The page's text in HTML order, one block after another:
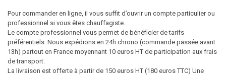
Pour commander en ligne, il vous suffit d’ouvrir un compte particulier ou
professionnel si vous êtes chauffagiste.
Le compte professionnel vous permet de bénéficier de tarifs
préférentiels. Nous expédions en 24h chrono (commande passée avant
13h) partout en France moyennant 10 euros HT de participation aux frais
de transport.
La livraison est offerte à partir de 150 euros HT (180 euros TTC) Une